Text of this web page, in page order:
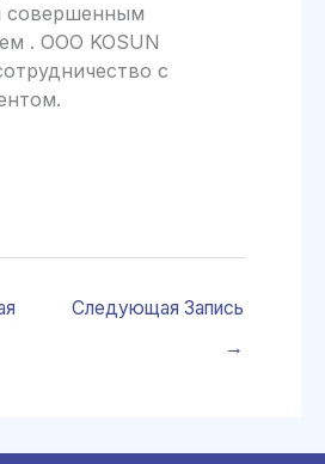
совершенным
. ООО KOSUN
с
Следующая Запись
→